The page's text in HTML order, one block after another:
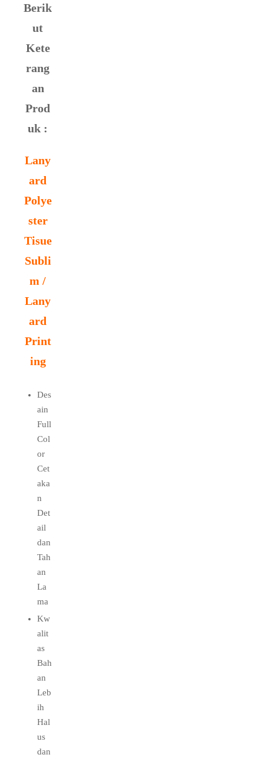
Berik
ut
Kete
rang
an
Prod
uk :
Lany
ard
Polye
ster
Tisue
Subli
m /
Lany
ard
Print
ing
Des
ain
Full
Col
or
Cet
aka
n
Det
ail
dan
Tah
an
La
ma
Kw
alit
as
Bah
an
Leb
ih
Hal
us
dan